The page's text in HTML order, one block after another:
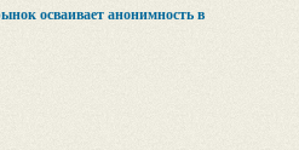
осваивает анонимность в